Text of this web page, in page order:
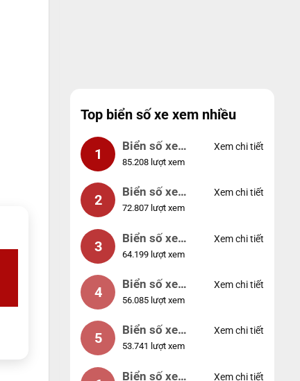
Top biển số xe xem nhiều
1
Biển số xe
99999
85.208 lượt xem
Xem chi tiết
2
Biển số xe
04953
72.807 lượt xem
Xem chi tiết
3
Biển số xe
88888
64.199 lượt xem
Xem chi tiết
4
Biển số xe
12345
56.085 lượt xem
Xem chi tiết
5
Biển số xe
66666
53.741 lượt xem
Xem chi tiết
Biển số xe
Xem chi tiết